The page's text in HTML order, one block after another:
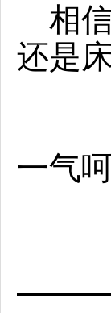
相
还是
一气